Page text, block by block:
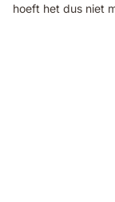
hoeft het dus niet